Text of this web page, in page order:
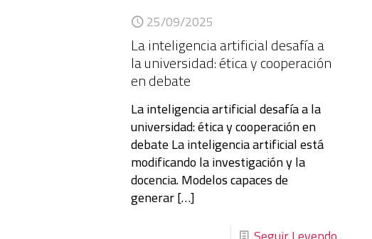
25/09/2025
La inteligencia artificial desafía a
la universidad: ética y cooperación
en debate
La inteligencia artificial desafía a la
universidad: ética y cooperación en
debate La inteligencia artificial está
modificando la investigación y la
docencia. Modelos capaces de
generar[…]